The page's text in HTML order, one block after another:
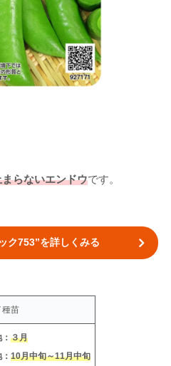
らないエンドウです。
ク753”を詳しくみる
種苗
３月
10月中旬～11月中旬